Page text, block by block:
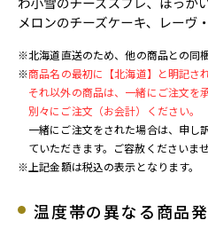
※北海道直送のため、他の商品との同
※商品名の最初に【北海道】と明記さ
それ以外の商品は、一緒にご注文を
別々にご注文（お会計）ください。
一緒にご注文をされた場合は、申し
ていただきます。ご容赦くださいませ
※上記金額は税込の表示となります。
温度帯の異なる商品